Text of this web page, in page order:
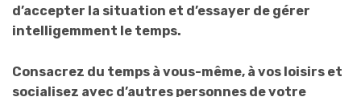
d’accepter la situation et d’essayer de gérer
intelligemment le temps.
Consacrez du temps à vous-même, à vos loisirs et
socialisez avec d’autres personnes de votre